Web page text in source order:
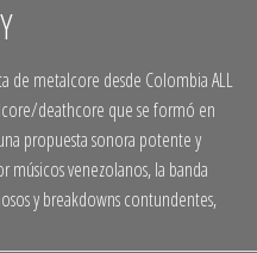
de metalcore desde Colombia ALL
deathcore que se formó en
propuesta sonora potente y
músicos venezolanos, la banda
y breakdowns contundentes,